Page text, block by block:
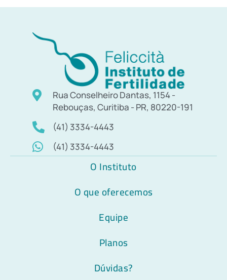
Rua Conselheiro Dantas, 1154 -
Rebouças, Curitiba - PR, 80220-191
(41) 3334-4443
(41) 3334-4443
O Instituto
O que oferecemos
Equipe
Planos
Dúvidas?